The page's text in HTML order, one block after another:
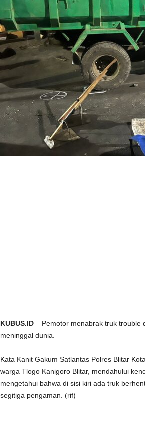
KUBUS.ID – Pemotor menabrak truk trouble
meninggal dunia.
Kata Kanit Gakum Satlantas Polres Blitar
warga Tlogo Kanigoro Blitar, mendahului
mengetahui bahwa di sisi kiri ada truk
segitiga pengaman. (rif)